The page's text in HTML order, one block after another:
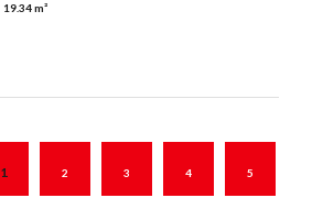
19.34 m²
1 2 3 4 5